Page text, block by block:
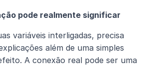
pode realmente significar
variáveis interligadas, precisa
além de uma simples
A conexão real pode ser uma